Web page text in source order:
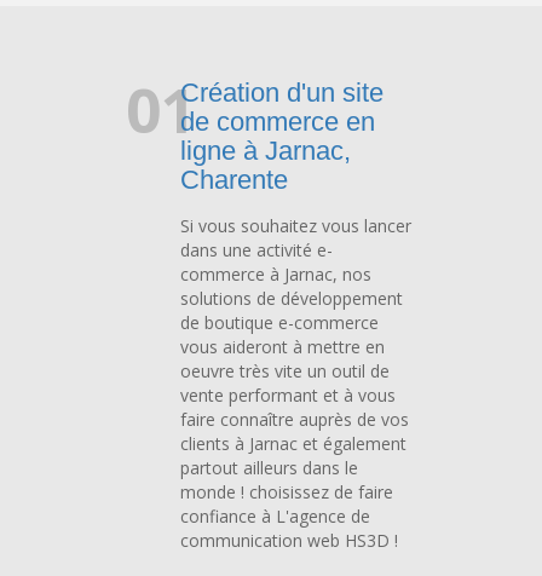
01Création d'un site
de commerce en
ligne à Jarnac,
Charente
Si vous souhaitez vous lancer
dans une activité e-
commerce à Jarnac, nos
solutions de développement
de boutique e-commerce
vous aideront à mettre en
oeuvre très vite un outil de
vente performant et à vous
faire connaître auprès de vos
clients à Jarnac et également
partout ailleurs dans le
monde ! choisissez de faire
confiance à L'agence de
communication web HS3D !